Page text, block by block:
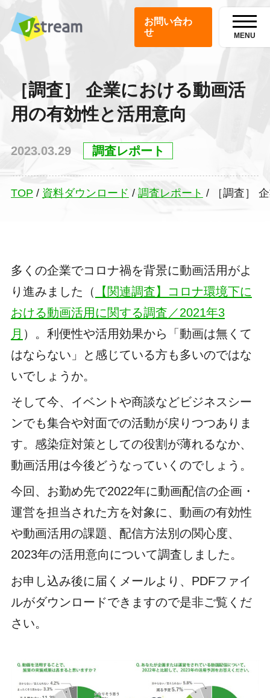
お問い合わ
せ
MENU
［調査］ 企業における動画活
用の有効性と活用意向
2023.03.29 調査レポート
TOP / 資料ダウンロード / 調査レポート / ［調査］
多くの企業でコロナ禍を背景に動画活用がよ
り進みました（
【関連調査】コロナ環境下に
おける動画活用に関する調査／2021年3
月 ）。利便性や活用効果から「動画は無くて
はならない」と感じている方も多いのではな
いでしょうか。
そして今、イベントや商談などビジネスシー
ンでも集合や対面での活動が戻りつつありま
す。感染症対策としての役割が薄れるなか、
動画活用は今後どうなっていくのでしょう。
今回、お勤め先で2022年に動画配信の企画・
運営を担当された方を対象に、動画の有効性
や動画活用の課題、配信方法別の関心度、
2023年の活用意向について調査しました。
お申し込み後に届くメールより、PDFファイ
ルがダウンロードできますので是非ご覧くだ
さい。